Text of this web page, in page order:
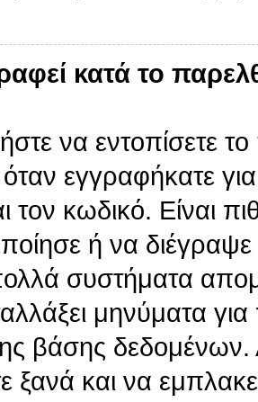
κατά το
να εντοπίσετε
εγγραφήκατε
τον κωδικό. Είναι
ή να
συστήματα
μηνύματα
βάσης
ξανά και να